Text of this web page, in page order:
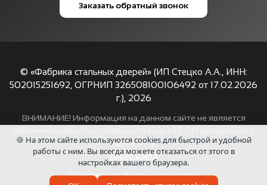
Заказать обратный звонок
© «Фабрика стальных дверей» (ИП Стецко А.А., ИНН:
502015251692, ОГРНИП 326508100106492 от 17.02.2026
г.), 2026
ВНИМАНИЕ! Информация на данном сайте не является
кодекса РФ.
Карта сайта
Политика конфиденциальности
🍪 На этом сайте используются cookies для быстрой и удобной
работы с ним. Вы всегда можете отказаться от этого в
настройках вашего браузера.